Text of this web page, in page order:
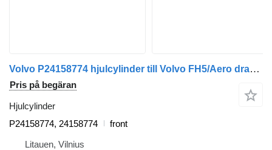
Volvo P24158774 hjulcylinder till Volvo FH5/Aero dragbil
Pris på begäran
Hjulcylinder
P24158774, 24158774
front
Litauen, Vilnius